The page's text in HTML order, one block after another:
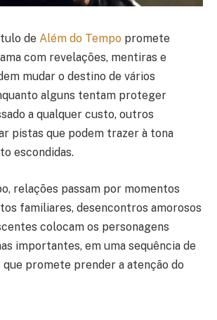
de Além do Tempo promete
com revelações, mentiras e
mudar o destino de vários
alguns tentam proteger
a qualquer custo, outros
pistas que podem trazer à tona
escondidas.
relações passam por momentos
familiares, desencontros amorosos
colocam os personagens
importantes, em uma sequência de
promete prender a atenção do